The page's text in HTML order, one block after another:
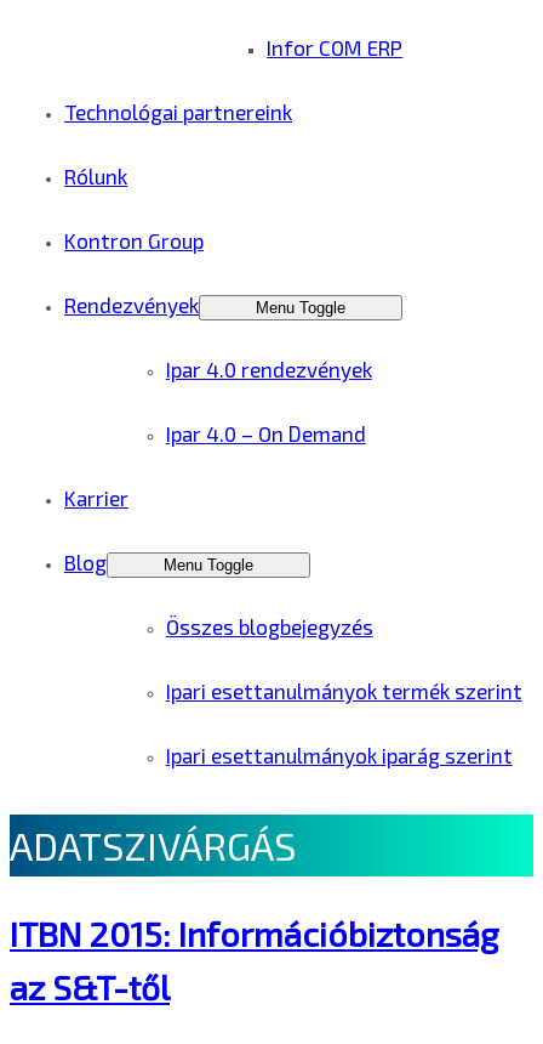
Infor COM ERP
Technológai partnereink
Rólunk
Kontron Group
Rendezvények Menu Toggle
Ipar 4.0 rendezvények
Ipar 4.0 – On Demand
Karrier
Blog Menu Toggle
Összes blogbejegyzés
Ipari esettanulmányok termék szerint
Ipari esettanulmányok iparág szerint
ADATSZIVÁRGÁS
ITBN 2015: Információbiztonság
az S&T-től